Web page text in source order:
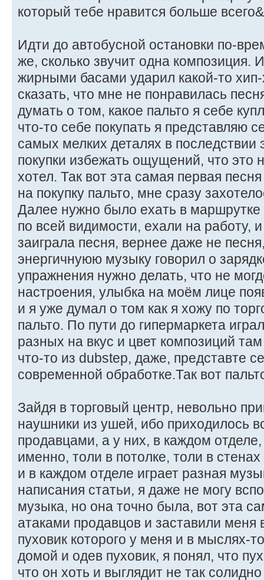
который тебе нравится больше
Идти до автобусной остановки по-
же, сколько звучит одна композиция.
жирными басами ударил какой-то
сказать, что мне не понравилась
думать о том, какое пальто я себе
что-то себе покупать я представляю
самых мелких деталях в последствии
покупки избежать ощущений, что это
хотел. Так вот эта самая первая
на покупку пальто, мне сразу
Далее нужно было ехать в
по всей видимости, ехали на работу,
заиграла песня, вернее даже не
энергичнуюю музыку говорил о
упражнения нужно делать, что не
настроения, улыбка на моём лице
и я уже думал о том как я хожу по
пальто. По пути до гипермаркета
разных на вкус и цвет композиций
что-то из dubstep, даже, представте
современной обработке.Так вот
Зайдя в торговый центр, невольно
наушники из ушей, ибо приходилось
продавцами, а у них, в каждом отделе,
именно, толи в потолке, толи в
и в каждом отделе играет разная
написания статьи, я даже не могу
музыка, но она точно была, вот эта
атаками продавцов и заставили меня
пуховик которого у меня и в мыслях-
домой и одев пуховик, я понял, что
что он хоть и выглядит не так